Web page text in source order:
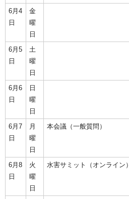
6月4
日
金
曜
日
6月5
日
土
曜
日
6月6
日
日
曜
日
6月7
日
月
曜
日
本会議（一般質問）
6月8
日
火
曜
日
水害サミット（オンライン）